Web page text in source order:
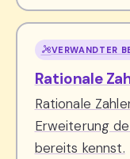
VERWANDTER
Rationale
Rationale
Erweiterung
bereits kennst.